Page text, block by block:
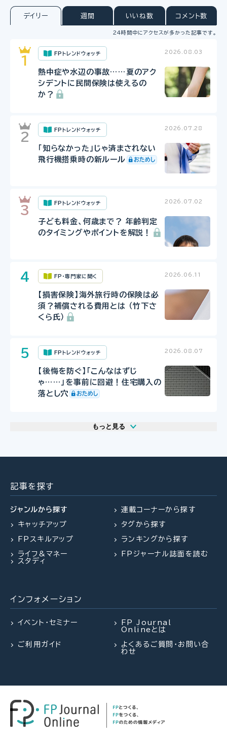
デイリー 週間 いいね数 コメント数
24時間中にアクセスが多かった記事です。
FPトレンドウォッチ 2026.08.03
熱中症や水辺の事故……夏のアク
シデントに民間保険は使えるの
か？
FPトレンドウォッチ 2026.07.28
「知らなかった」じゃ済まされない
飛行機搭乗時の新ルール
FPトレンドウォッチ 2026.07.02
子ども料金、何歳まで？ 年齢判定
のタイミングやポイントを解説！
FP・専門家に聞く 2026.06.11
【損害保険】海外旅行時の保険は必
須？補償される費用とは （竹下さ
くら氏）
FPトレンドウォッチ 2026.08.07
【後悔を防ぐ】「こんなはずじ
ゃ……」を事前に回避！住宅購入の
落とし穴
もっと見る
したい！老後資金は大丈夫？
FPトレンドウォッチ
飛行機搭乗時の新ルール
FP・専門家に聞く
【不動産調査】建物の建築可否を左
右する、道路、ライフライン、法令制
限～役所調査の概要：後編～（置鮎
2026.08.03
熱中症や水辺の事故……夏のアク
シデントに民間保険は使えるの
と株価評価・特例措置の行方(山田
&パートナーズ 宇田川氏、金沢
氏、西内氏)
FPトレンドウォッチ 2026.07.27
夏休み中の子どものランチ、負担を
【資産形成】資産運用、正しくできて
いますか？（平井美穂氏）
2026.07.30
マンション関連法の改正で決議ルー
ルが大幅変更
え・リノベがより円滑に
FPトレンドウォッチ
ルが大幅変更
FPトレンドウォッチ
熱中症や水辺の事故……夏のアク
シデントに民間保険は使えるの
か？
したい！老後資金は大丈夫？
記事を探す
ジャンルから探す
キャッチアップ
FPスキルアップ
ライフ&マネー
スタディ
連載コーナーから探す
タグから探す
ランキングから探す
FPジャーナル誌面を読む
インフォメーション
イベント・セミナー
FP Journal
Onlineとは
ご利用ガイド
よくあるご質問・お問い合
わせ